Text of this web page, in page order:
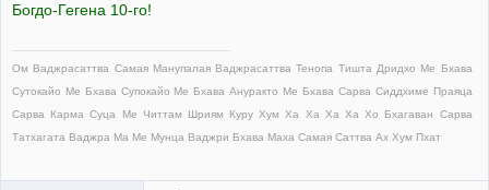
Богдо-Гегена 10-го!
Ом Ваджрасаттва Самая Манупалая Ваджрасаттва Тенопа Тишта Дридхо Ме Бхава
Сутокайо Ме Бхава Супокайо Ме Бхава Ануракто Ме Бхава Сарва Сиддхиме Праяца
Сарва Карма Суца Ме Читтам Шриям Куру Хум Ха Ха Ха Ха Хо Бхагаван Сарва
Татхагата Ваджра Ма Ме Мунца Ваджри Бхава Маха Самая Саттва Ах Хум Пхат